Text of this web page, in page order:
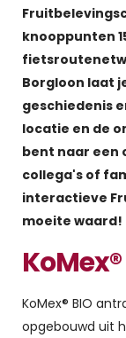
knooppunten
Borgloon laat
geschiedenis
locatie en de
bent naar een
collega's of
interactieve
moeite waard!
KoMex® BIO
opgebouwd uit